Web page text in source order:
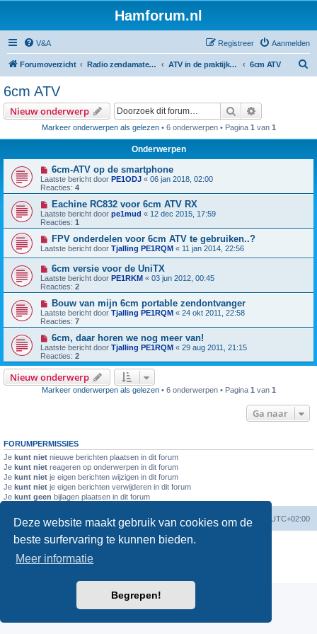
Deze website maakt gebruik van cookies om de
beste surfervaring te kunnen bieden.
Meer informatie
Begrepen!
Hamforum.nl
V&A Aanmelden
Registreer
Forumoverzicht Radio zendamateur, luisteramateur en elektronica zelfbouw ATV in de praktijk en zelfbouw 6cm ATV
6cm ATV
Nieuw onderwerp Zoek
Markeer onderwerpen als gelezen• 6 onderwerpen • Pagina 1 van 1
Onderwerpen
6cm-ATV op de smartphone
Laatste bericht door PE1ODJ « 06 jan 2018, 02:00
Reacties: 4
Eachine RC832 voor 6cm ATV RX
Laatste bericht door pe1mud « 12 dec 2015, 17:59
Reacties: 1
FPV onderdelen voor 6cm ATV te gebruiken..?
Laatste bericht door Tjalling PE1RQM « 11 jan 2014, 22:56
6cm versie voor de UniTX
Laatste bericht door PE1RKM « 03 jun 2012, 00:45
Reacties: 2
Bouw van mijn 6cm portable zendontvanger
Laatste bericht door Tjalling PE1RQM « 24 okt 2011, 22:58
Reacties: 7
6cm, daar horen we nog meer van!
Laatste bericht door Tjalling PE1RQM « 29 aug 2011, 21:15
Reacties: 2
Nieuw onderwerp
Markeer onderwerpen als gelezen• 6 onderwerpen • Pagina 1 van 1
Ga naar
FORUMPERMISSIES
Je kunt niet nieuwe berichten plaatsen in dit forum
Je kunt niet reageren op onderwerpen in dit forum
Je kunt niet je eigen berichten wijzigen in dit forum
Je kunt niet je eigen berichten verwijderen in dit forum
Je kunt geen bijlagen plaatsen in dit forum
Forumoverzicht Alle tijden zijn UTC+02:00
Verwijder cookies
Powered byphpBB ® Forum Software © phpBB Limited